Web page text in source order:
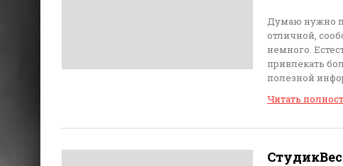
Думаю нужно
отличной,
немного.
привлекать
полезной
Читать